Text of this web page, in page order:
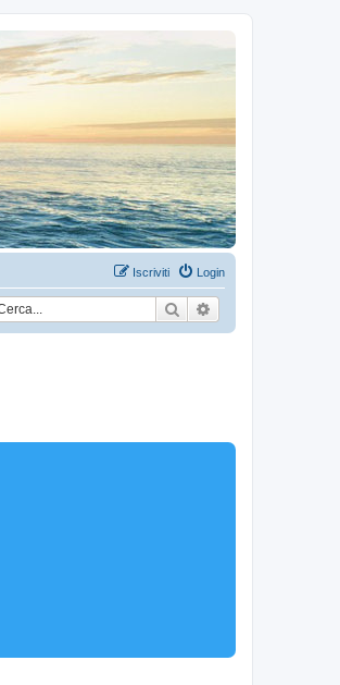
Login
Iscriviti
Cerca